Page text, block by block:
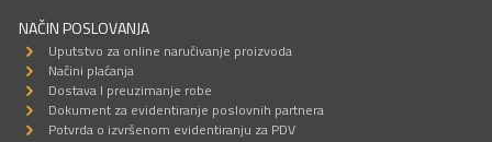
NAČIN POSLOVANJA
Uputstvo za online naručivanje proizvoda
Načini plaćanja
Dostava I preuzimanje robe
Dokument za evidentiranje poslovnih partnera
Potvrda o izvršenom evidentiranju za PDV